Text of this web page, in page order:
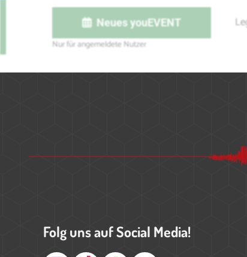
Neues youEVENT
Folg uns auf Social Media!